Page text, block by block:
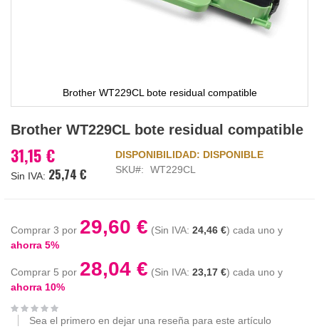
Brother WT229CL bote residual compatible
al
de
la
Brother WT229CL bote residual compatible
31,15 €
25,74 €
DISPONIBILIDAD: DISPONIBLE
SKU
WT229CL
Comprar 3 por 29,60 € 24,46 € cada uno y
ahorra 5%
Comprar 5 por 28,04 € 23,17 € cada uno y
ahorra 10%
Sea el primero en dejar una reseña para este artículo